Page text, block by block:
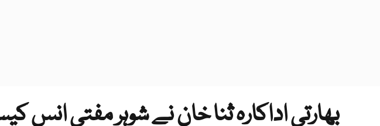
بھارتی اداکارہ ثنا خان نے شوہر مفتی انس